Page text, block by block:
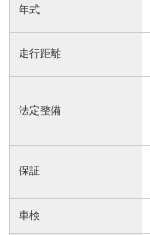
年式
走行距離
法定整備
保証
車検